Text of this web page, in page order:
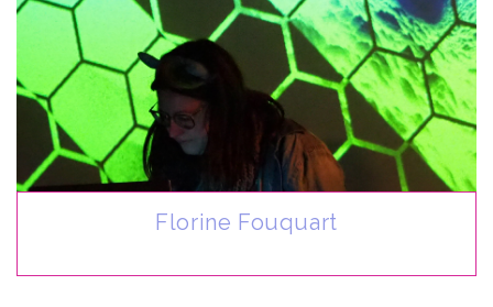
Florine Fouquart